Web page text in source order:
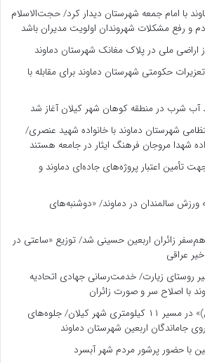
با امام جمعه شهرستان دیدار کرد/ حجت‌الاسلام
و رفع مشکلات شهروندان اولویت مدیران باشد
حکومتی شهرستان دماوند برای مقابله با
آب شرب در منطقه کوهان شهر کیلان آغاز شد
شهرستان دماوند با خانواده شهید عنصری/
شهدا مروجان فرهنگ ایثار در جامعه هستند
تأمین اعتبار پروژه‌های جاده‌ای دماوند و
سالمندان در دماوند/ «دوشنبه‌های
زائران اربعین حسینی شد/ توزیع «ساعتی در
عراقی
روستای زیارت/ خدمت‌رسانی جهادی اتحادیه
با اصلاح سر و صورت زائران
طنین «لبیک یا حسین(ع)» در مسیر ۱۱ کیلومتری شهر کیلان/ جلوه‌های
جاماندگان اربعین شهرستان دماوند
با حضور پرشور مردم شهر آبسرد